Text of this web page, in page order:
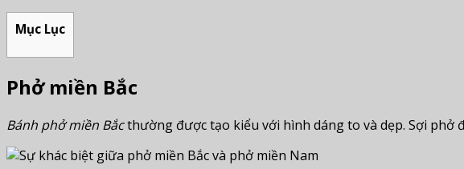
Mục Lục
Phở miền Bắc
Bánh phở miền Bắcthường được tạo kiểu với hình dáng to và dẹp. Sợi phở